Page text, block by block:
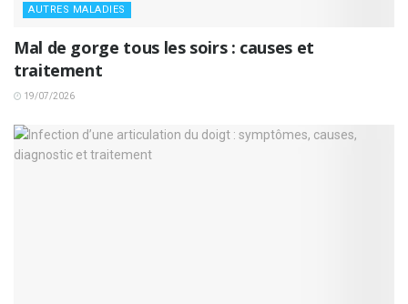
AUTRES MALADIES
Mal de gorge tous les soirs : causes et
traitement
19/07/2026